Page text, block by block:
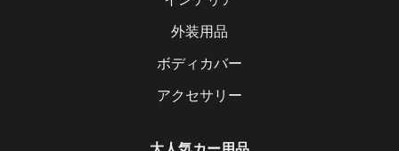
外装用品
ボディカバー
アクセサリー